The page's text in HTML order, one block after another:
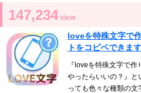
147,234 view
loveを特殊文字で
トをコピペできます
『loveを特殊文字で
やったらいいの？』と
っても色々な種類の